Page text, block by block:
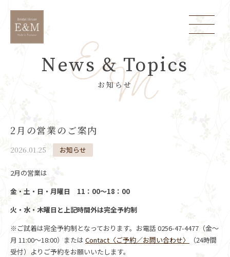
News & Topics
お知らせ
2月の営業のご案内
2026.01.25 お知らせ
2月の営業は
金・土・日・月曜日 11：00～18：00
火・水・木曜日と上記時間外は完全予約制
※ご試着は完全予約制となっております。お電話 0256-47-4477（金～
月 11:00～18:00）または Contact〈ご予約／お問い合わせ〉
（24時間
受付）よりご予約をお願いいたします。